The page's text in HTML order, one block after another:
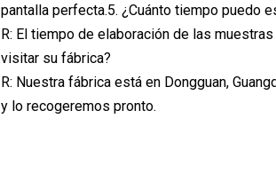
pantalla perfecta.5. ¿Cuánto tiempo puedo
R: El tiempo de elaboración de las
visitar su fábrica?
R: Nuestra fábrica está en Dongguan,
y lo recogeremos pronto.